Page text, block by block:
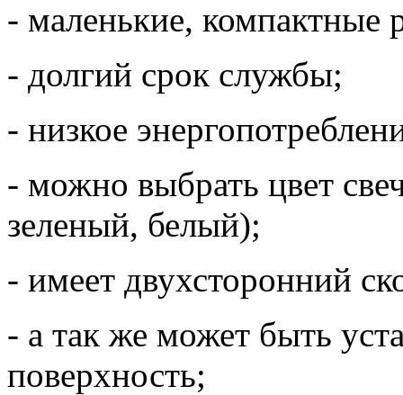
- маленькие, компактные
- долгий срок службы;
- низкое
- можно выбрать цвет
зеленый, белый);
- имеет двухсторонний
- а так же может быть
поверхность;